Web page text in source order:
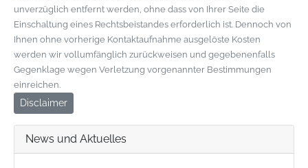
unverzüglich entfernt werden, ohne dass von Ihrer Seite die
Einschaltung eines Rechtsbeistandes erforderlich ist. Dennoch von
Ihnen ohne vorherige Kontaktaufnahme ausgelöste Kosten
werden wir vollumfänglich zurückweisen und gegebenenfalls
Gegenklage wegen Verletzung vorgenannter Bestimmungen
einreichen.
Disclaimer
News und Aktuelles